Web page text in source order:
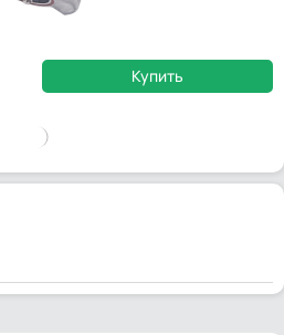
Купить